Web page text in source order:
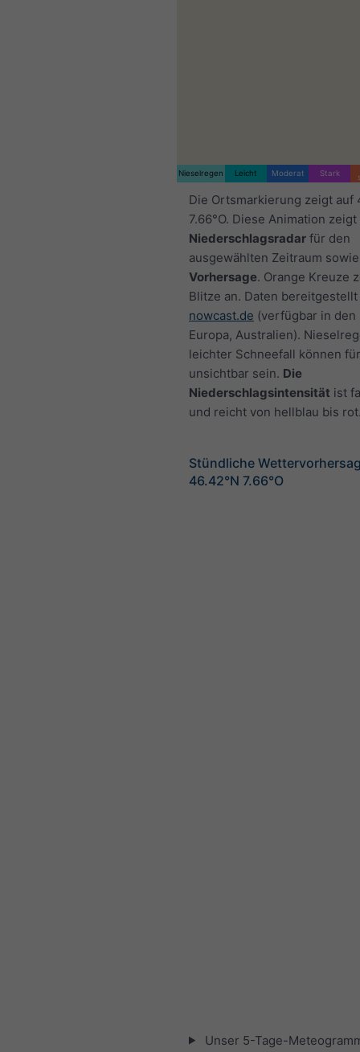
Nieselregen Leicht Moderat Stark
Die Ortsmarkierung zeigt auf
7.66°O. Diese Animation zeigt
Niederschlagsradar für den
ausgewählten Zeitraum
Vorhersage. Orange Kreuze
Blitze an. Daten
nowcast.de (verfügbar in den
Europa, Australien).
leichter Schneefall können
unsichtbar sein. Die
Niederschlagsintensität ist
und reicht von hellblau bis
Stündliche
46.42°N 7.66°O
Unser 5-Tage-